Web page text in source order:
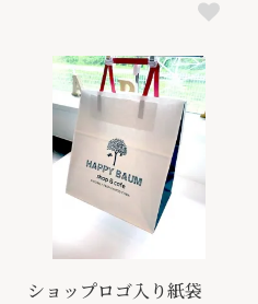
ショップロゴ入り紙袋